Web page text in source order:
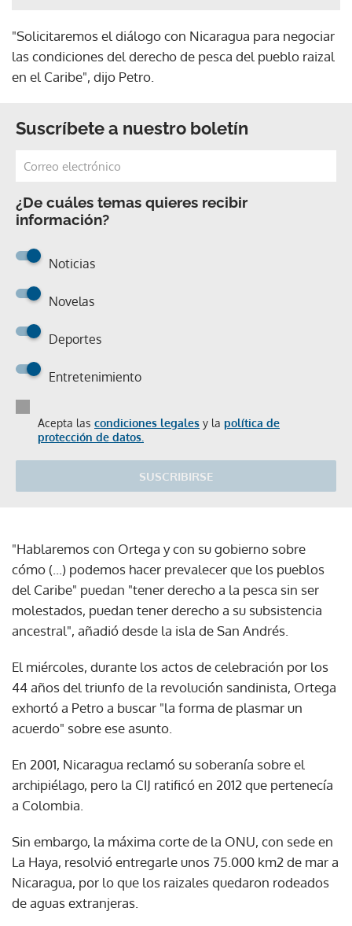
"Solicitaremos el diálogo con Nicaragua para negociar
las condiciones del derecho de pesca del pueblo raizal
en el Caribe", dijo Petro.
Suscríbete a nuestro boletín
¿De cuáles temas quieres recibir
información?
Noticias
Novelas
Deportes
Entretenimiento
Acepta las condiciones legales y la política de
protección de datos.
SUSCRIBIRSE
"Hablaremos con Ortega y con su gobierno sobre
cómo (...) podemos hacer prevalecer que los pueblos
del Caribe" puedan "tener derecho a la pesca sin ser
molestados, puedan tener derecho a su subsistencia
ancestral", añadió desde la isla de San Andrés.
El miércoles, durante los actos de celebración por los
44 años del triunfo de la revolución sandinista, Ortega
exhortó a Petro a buscar "la forma de plasmar un
acuerdo" sobre ese asunto.
En 2001, Nicaragua reclamó su soberanía sobre el
archipiélago, pero la CIJ ratificó en 2012 que pertenecía
a Colombia.
Sin embargo, la máxima corte de la ONU, con sede en
La Haya, resolvió entregarle unos 75.000 km2 de mar a
Nicaragua, por lo que los raizales quedaron rodeados
de aguas extranjeras.